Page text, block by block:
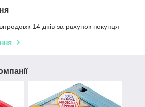
14 днів за рахунок покупця